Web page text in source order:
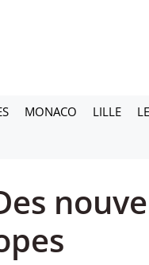
MONACO LILLE